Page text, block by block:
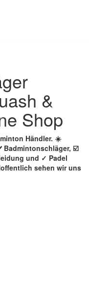
&
Shop
Händler. ☀️
Badmintonschläger, ☑️
und ✓ Padel
sehen wir uns